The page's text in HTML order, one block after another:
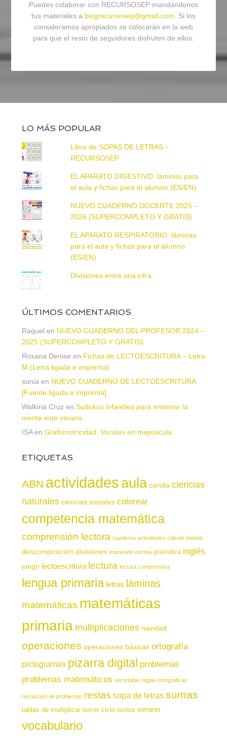
Puedes colaborar con RECURSOSEP mandándonos
tus materiales a blogrecursosep@gmail.com. Si los
consideramos apropiados se colocarán en la web
para que el resto de seguidores disfruten de ellos.
LO MÁS POPULAR
Libro de SOPAS DE LETRAS -
RECURSOSEP
EL APARATO DIGESTIVO: láminas para
el aula y fichas para el alumno (ES/EN)
NUEVO CUADERNO DOCENTE 2025 –
2026 (SUPERCOMPLETO Y GRATIS)
EL APARATO RESPIRATORIO: láminas
para el aula y fichas para el alumno
(ES/EN)
Divisiones entre una cifra
ÚLTIMOS COMENTARIOS
Raquel en NUEVO CUADERNO DEL PROFESOR 2024 –
2025 (SUPERCOMPLETO Y GRATIS)
Roxana Denise en Fichas de LECTOESCRITURA – Letra
M (Letra ligada e imprenta)
sonia en NUEVO CUADERNO DE LECTOESCRITURA
[Fuente ligada e imprenta]
Walkiria Cruz en Sudokus infantiles para entrenar la
mente este verano
ISAen Grafomotricidad. Vocales en mayúscula
ETIQUETAS
ABN actividadesaula cartilla ciencias
naturales ciencias sociales colorear
competencia matemática
comprensión lectora cuaderno actividades cálculo mental
descomposición divisiones expresión escrita gramática inglés
juego lectoescritura lectura lectura comprensiva
lengua primaria letras láminas
matemáticas matemáticas
primaria multiplicaciones navidad
operaciones operaciones básicas ortografía
pictogramas pizarra digital problemas
problemas matemáticos recortable reglas ortográficas
resolución de problemas restas sopa de letras sumas
tablas de multiplicar tercer ciclo textos verano
vocabulario